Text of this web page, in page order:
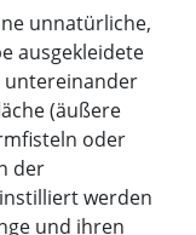
unnatürliche,
ausgekleidete
untereinander
(äußere
oder
der
werden
und ihren